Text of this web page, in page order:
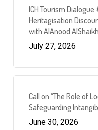
ICH Tourism
Heritagisation
with AlAnood
July 27, 2026
Call on “The Role of
Safeguarding
June 30, 2026